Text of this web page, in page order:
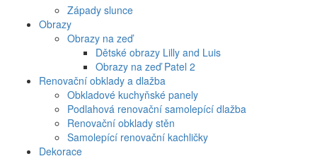
Západy slunce
Obrazy
Obrazy na zeď
Dětské obrazy Lilly and Luis
Obrazy na zeď Patel 2
Renovační obklady a dlažba
Obkladové kuchyňské panely
Podlahová renovační samolepící dlažba
Renovační obklady stěn
Samolepící renovační kachličky
Dekorace